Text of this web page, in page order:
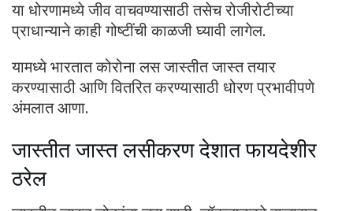
या धोरणामध्ये जीव वाचवण्यासाठी तसेच रोजीरोटीच्या
प्राधान्याने काही गोष्टींची काळजी घ्यावी लागेल.
यामध्ये भारतात कोरोना लस जास्तीत जास्त तयार
करण्यासाठी आणि वितरित करण्यासाठी धोरण प्रभावीपणे
अंमलात आणा.
जास्तीत जास्त लसीकरण देशात फायदेशीर
ठरेल